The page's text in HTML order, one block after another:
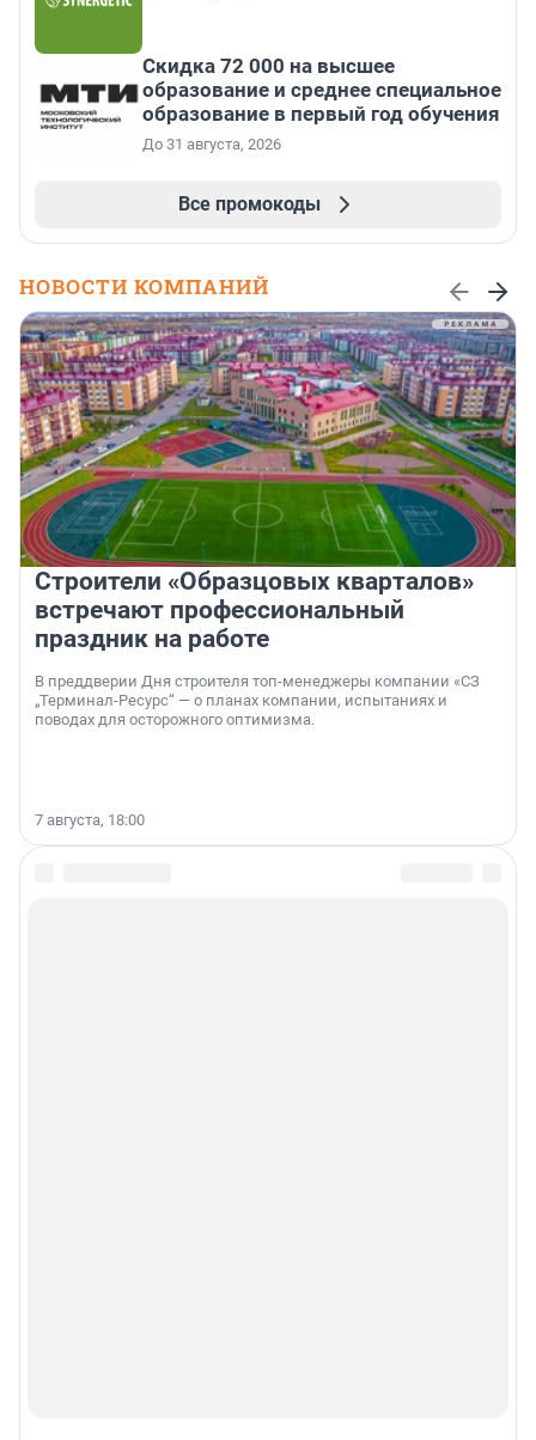
Скидка 72 000 на высшее
образование и среднее специальное
образование в первый год обучения
До 31 августа, 2026
Все промокоды
НОВОСТИ КОМПАНИЙ
Строители «Образцовых кварталов»
встречают профессиональный
праздник на работе
В преддверии Дня строителя топ-менеджеры компании «СЗ
„Терминал-Ресурс“ — о планах компании, испытаниях и
поводах для осторожного оптимизма.
7 августа, 18:00